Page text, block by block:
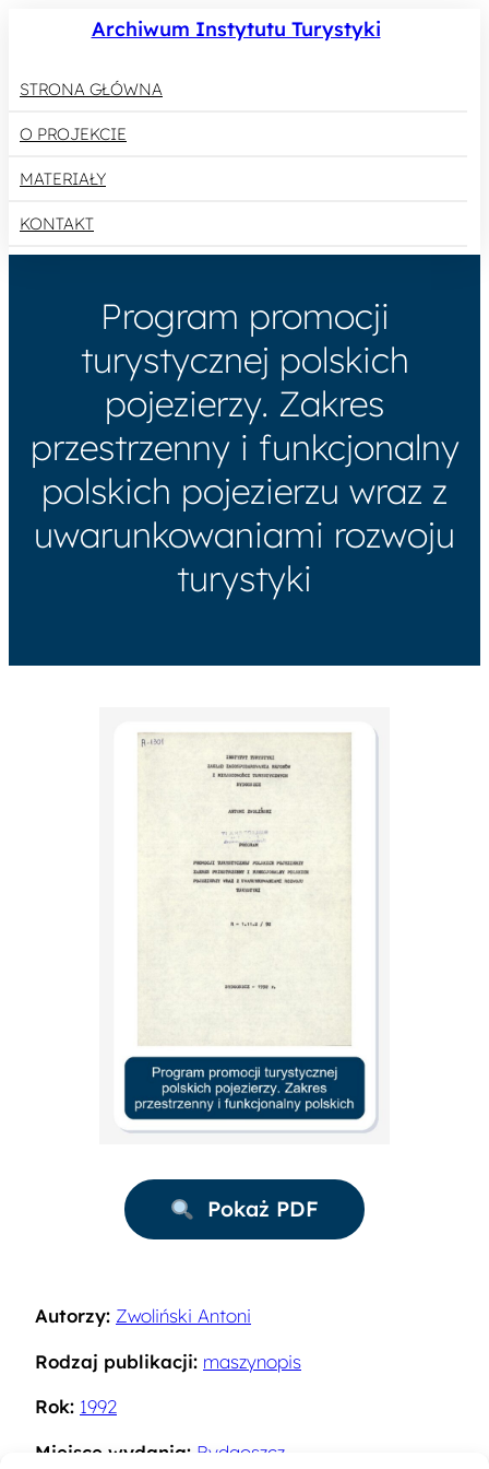
Archiwum Instytutu Turystyki
STRONA GŁÓWNA
O PROJEKCIE
MATERIAŁY
KONTAKT
Program promocji
turystycznej polskich
pojezierzy. Zakres
przestrzenny i funkcjonalny
polskich pojezierzu wraz z
uwarunkowaniami rozwoju
turystyki
Pokaż PDF
Autorzy: Zwoliński Antoni
Rodzaj publikacji: maszynopis
Rok: 1992
Miejsce wydania: Bydgoszcz